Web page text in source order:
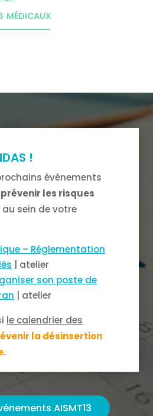
médicaux
!
événements
prévenir les risques
au sein de votre
– Réglementation
| atelier
son poste de
| atelier
le calendrier des
la désinsertion
.
AISMT13